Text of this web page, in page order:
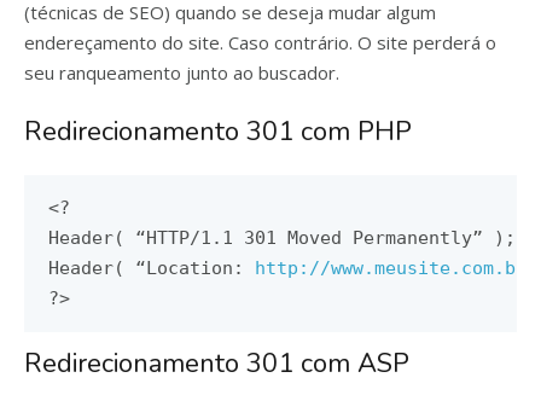
(técnicas de SEO) quando se deseja mudar algum
endereçamento do site. Caso contrário. O site perderá o
seu ranqueamento junto ao buscador.
Redirecionamento 301 com PHP
<?
Header( “HTTP/1.1 301 Moved Permanently”
);
Header( “Location : http : //www.meusite.com.br”
?>
Redirecionamento 301 com ASP